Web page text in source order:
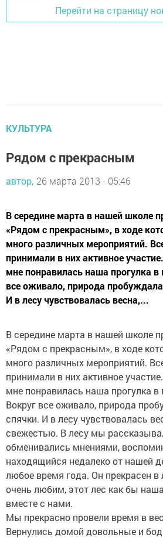
Перейти на страницу
КУЛЬТУРА
Рядом с прекрасным
автор, 26 марта 2013 - 05:46
В середине марта в нашей школе
«Рядом с прекрасным», в ходе
много различных мероприятий.
принимали в них активное
мне понравилась наша прогулка в
все оживало, природа
И в лесу чувствовалась весна,...
В середине марта в нашей школе
«Рядом с прекрасным», в ходе
много различных мероприятий.
принимали в них активное
мне понравилась наша прогулка в
Вокруг все оживало, природа
спячки. И в лесу чувствовалась
свежестью. В лесу мы
обменивались мнениями,
находящийся недалеко от нашей
любое время года. Он прекрасен
очень любим, этот лес как бы
вместе с нами.
Мы прекрасно провели время в
Вернулись домой довольные и